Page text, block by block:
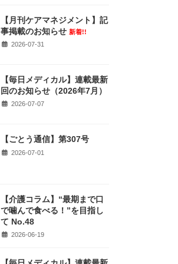
【月刊ケアマネジメント】記
事掲載のお知らせ 新着!!
2026-07-31
【毎日メディカル】連載最新
回のお知らせ（2026年7月）
2026-07-07
【ごとう通信】第307号
2026-07-01
【介護コラム】“最期まで口
で噛んで食べる！”を目指し
て No.48
2026-06-19